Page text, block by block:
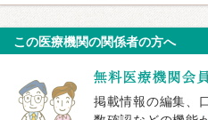
この医療機関の関係者の方へ
掲載情報の編集、